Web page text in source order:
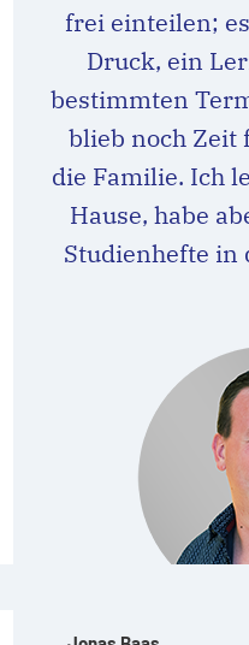
frei einteilen;
Druck, ein
bestimmten
blieb noch Zeit
die Familie. Ich
Hause, habe
Studienhefte in